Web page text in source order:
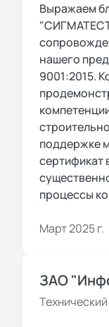
Выражаем
нашего
9001:2015.
поддержке
сертификат
процессы
Март 2025 г.
ЗАО